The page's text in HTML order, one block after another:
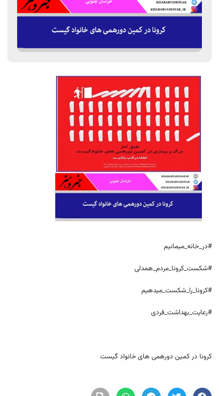
#در_خانه_میمانیم
#شکست_کرونا_مردم_همدلی
#کرونا_را_شکست_میدهیم
#رعایت_بهداشت_فردی
کرونا در کمین دورهمی های خانواد گیست